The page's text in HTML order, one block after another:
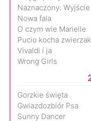
Naznaczony:
Nowa fala
O czym wie Marielle
Pucio kocha
Vivaldi i ja
Wrong Girls
Gorzkie święta
Gwiazdozbiór Psa
Sunny Dancer